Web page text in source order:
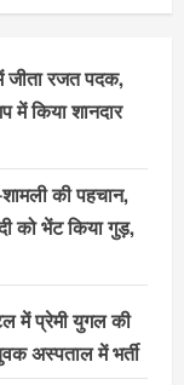
जीता रजत पदक,
में किया शानदार
की पहचान,
को भेंट किया गुड़,
में प्रेमी युगल की
अस्पताल में भर्ती